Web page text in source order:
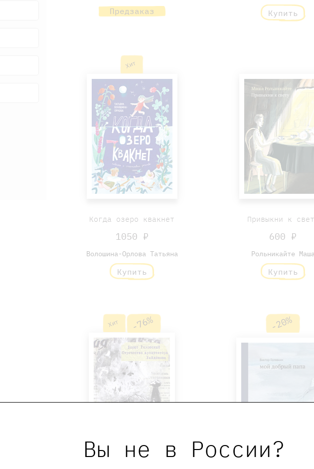
Вы не в России?
Предзаказ Купить
Хит
Когда озеро квакнет
1050 ₽
Волошина-Орлова Татьяна
Купить
Привыкни к
600 ₽
Рольникайте
Купить
Хит -76% -20%